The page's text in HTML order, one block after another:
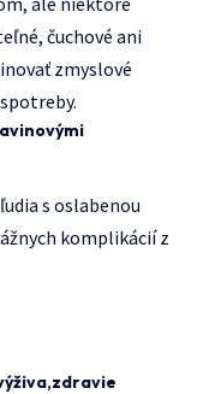
čuchové ani
zmyslové
s oslabenou
komplikácií z
zdravie